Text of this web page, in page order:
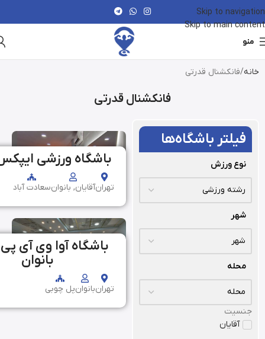
Skip to navigation
Skip to main content
منو
خانه فانکشنال قدرتی
فانکشنال قدرتی
فیلتر باشگاه‌ها
نوع ورزش
شهر
محله
جنسیت
آقایان
باشگاه ورزشی
تهرانآقایان, بانوانسعادت آباد
باشگاه آوا وی آی
بانوان
تهرانبانوانپل‌ چوبی